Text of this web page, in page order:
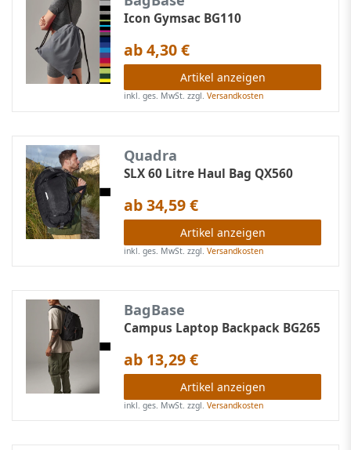
Icon Gymsac BG110
ab 4,30 €
Artikel anzeigen
inkl. ges. MwSt. zzgl.Versandkosten
Quadra
SLX 60 Litre Haul Bag QX560
ab 34,59 €
Artikel anzeigen
inkl. ges. MwSt. zzgl.Versandkosten
BagBase
Campus Laptop Backpack BG265
ab 13,29 €
Artikel anzeigen
inkl. ges. MwSt. zzgl.Versandkosten